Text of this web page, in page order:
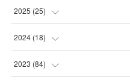
(5
(31 )
(28
2025 (25)
(3
(19 )
2024(18)
(1
2023 (84)